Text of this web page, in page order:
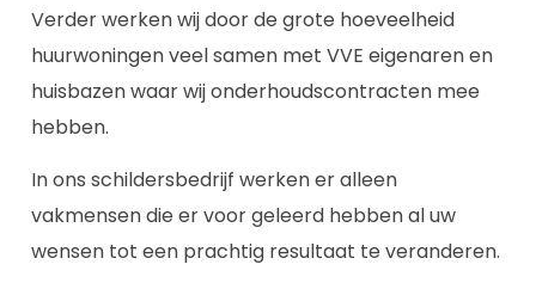
Verder werken wij door de grote hoeveelheid
huurwoningen veel samen met VVE eigenaren en
huisbazen waar wij onderhoudscontracten mee
hebben.
In ons schildersbedrijf werken er alleen
vakmensen die er voor geleerd hebben al uw
wensen tot een prachtig resultaat te veranderen.